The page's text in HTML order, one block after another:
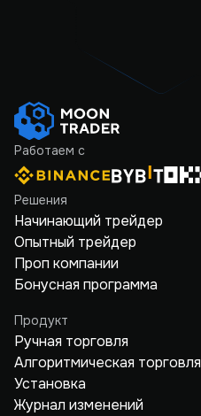
Работаем с
Решения
Начинающий трейдер
Опытный трейдер
Проп компании
Бонусная программа
Продукт
Ручная торговля
Алгоритмическая торговля
Установка
Журнал изменений